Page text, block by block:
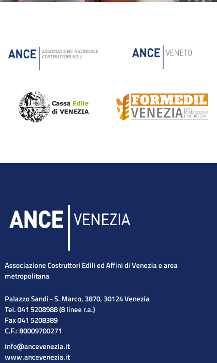
Associazione Costruttori Edili ed Affini di Venezia e area
metropolitana
Palazzo Sandi - S. Marco, 3870, 30124 Venezia
Tel. 041 5208988 (8 linee r.a.)
Fax 041 5208389
C.F.: 80009700271
info@ancevenezia.it
www.ancevenezia.it